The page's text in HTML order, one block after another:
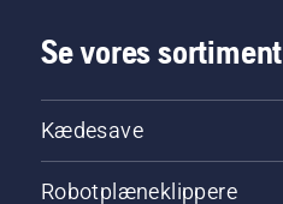
Se vores sortiment
Kædesave
Robotplæneklippere